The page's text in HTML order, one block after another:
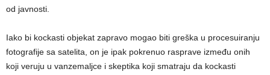
od javnosti.
Iako bi kockasti objekat zapravo mogao biti greška u procesuiranju
fotografije sa satelita, on je ipak pokrenuo rasprave između onih
koji veruju u vanzemaljce i skeptika koji smatraju da kockasti